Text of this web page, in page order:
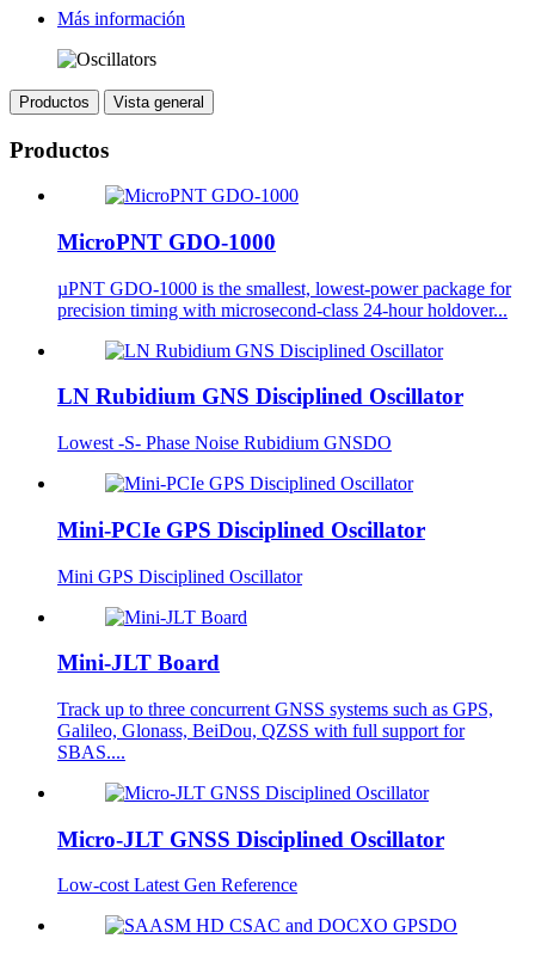
Más información
Productos Vista general
Productos
MicroPNT GDO-1000
µPNT GDO-1000 is the smallest, lowest-power package for
precision timing with microsecond-class 24-hour holdover...
LN Rubidium GNS Disciplined Oscillator
Lowest -S- Phase Noise Rubidium GNSDO
Mini-PCIe GPS Disciplined Oscillator
Mini GPS Disciplined Oscillator
Mini-JLT Board
Track up to three concurrent GNSS systems such as GPS,
Galileo, Glonass, BeiDou, QZSS with full support for
SBAS....
Micro-JLT GNSS Disciplined Oscillator
Low-cost Latest Gen Reference